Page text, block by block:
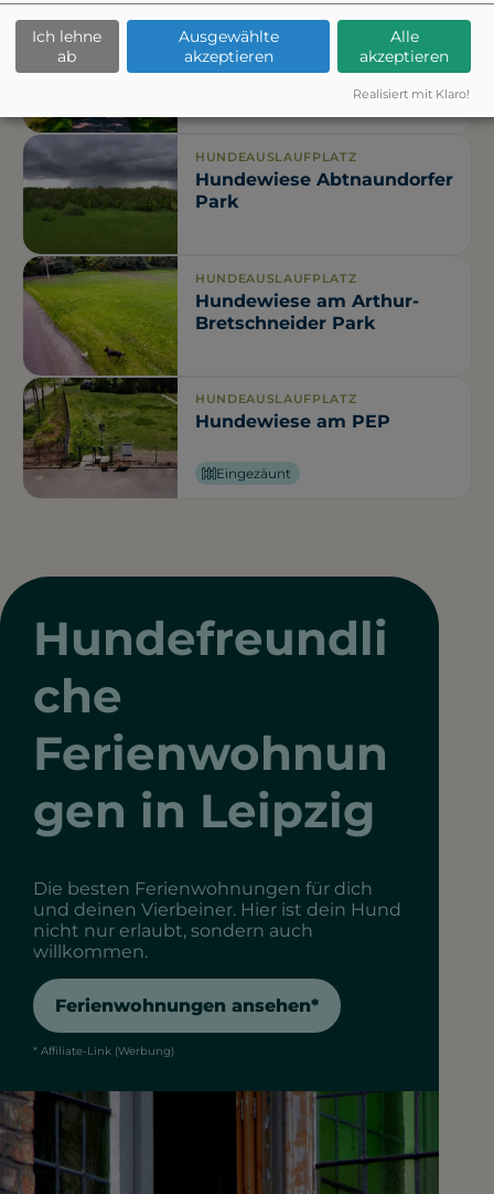
HUNDEAUSLAUFPLATZ
Hundewiese Volkspark
Kleinzschocher
HUNDEAUSLAUFPLATZ
Hundewiese Abtnaundorfer
Park
HUNDEAUSLAUFPLATZ
Hundewiese am Arthur-
Bretschneider Park
HUNDEAUSLAUFPLATZ
Hundewiese am PEP
Eingezäunt
Hundefreundli
che
Ferienwohnun
gen in Leipzig
Die besten Ferienwohnungen für dich
und deinen Vierbeiner. Hier ist dein Hund
nicht nur erlaubt, sondern auch
willkommen.
Ferienwohnungen ansehen*
* Affiliate-Link (Werbung)
Ich lehne
ab
Ausgewählte
akzeptieren
Alle
akzeptieren
Realisiert mit Klaro!